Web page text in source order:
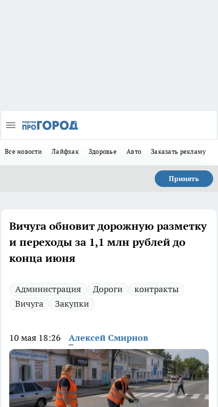
Все новости Лайфхак Здоровье Авто Заказать рекламу
Принять
Вичуга обновит дорожную разметку
и переходы за 1,1 млн рублей до
конца июня
Администрация Дороги
контракты
Вичуга
Закупки
10 мая 18:26 Алексей Смирнов